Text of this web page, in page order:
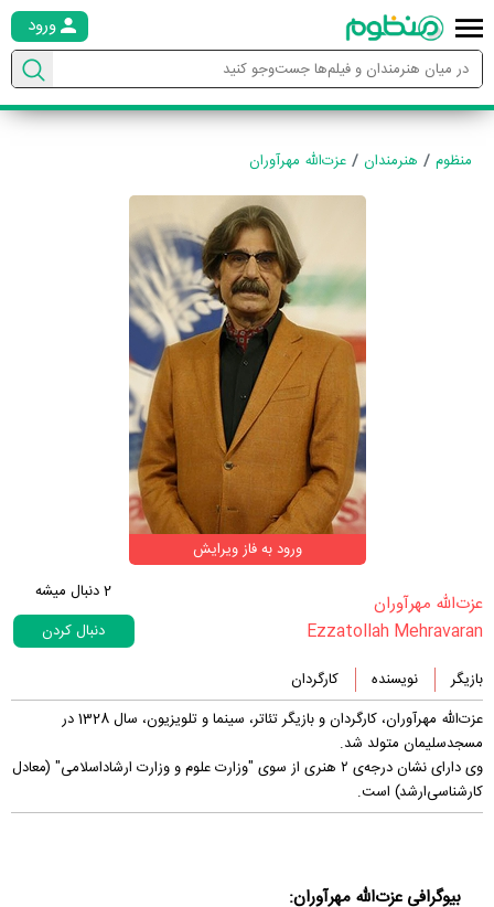
ورود
منظوم هنرمندان عزت‌الله مهرآوران
ورود به فاز ویرایش
‏عزت‌الله مهرآوران‏
Ezzatollah Mehravaran
2دنبال میشه
دنبال کردن
بازیگر
نویسنده
کارگردان
عزت‌الله مهرآوران، کارگردان و بازیگر تئاتر، سینما و تلویزیون، سال 1328 در
مسجدسلیمان متولد شد.
وی دارای نشان درجه‌ی ۲ هنری از سوی "وزارت علوم و وزارت ارشاداسلامی" (معادل
کارشناسی‌ارشد) است.
بیوگرافی عزت‌الله مهرآوران: